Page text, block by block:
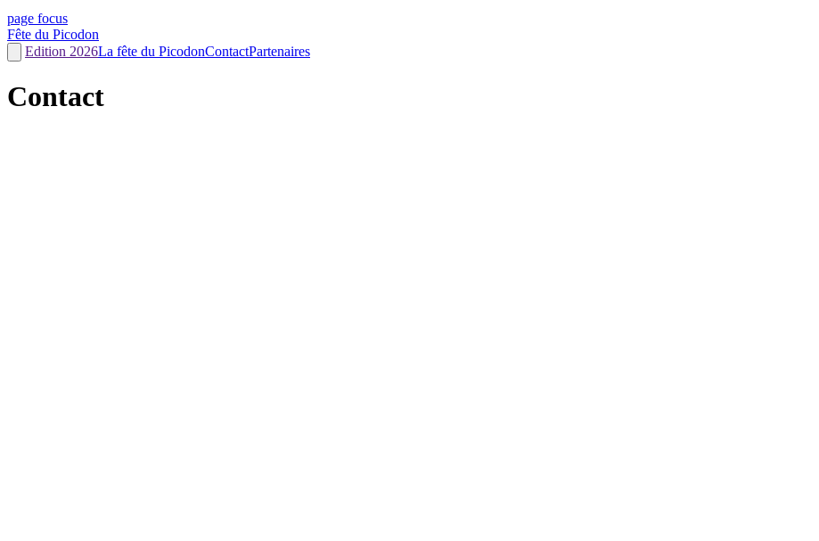
page focus
Fête du Picodon
Edition 2026La fête du PicodonContactPartenaires
Contact